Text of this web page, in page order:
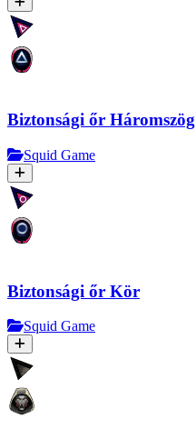
Biztonsági őr Háromszög
Squid Game
Biztonsági őr Kör
Squid Game